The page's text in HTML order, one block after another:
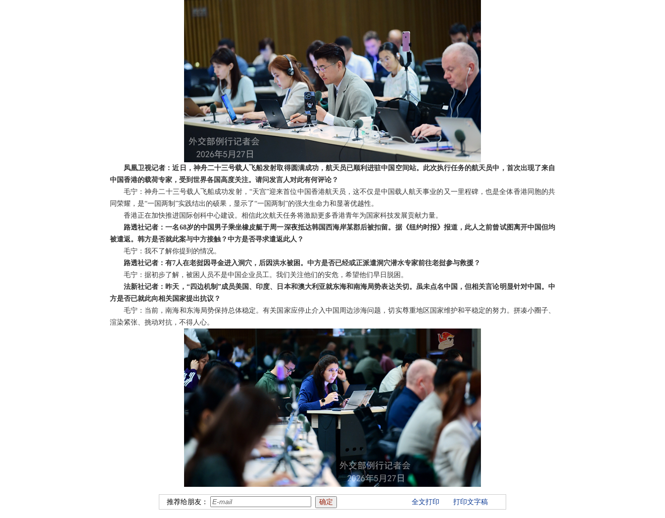
凤凰卫视记者：近日，神舟二十三号载人飞船发射取得圆满成功，航天员已顺利进驻中国空间站。此次执行任务的航天员中，首次出现了来自
中国香港的载荷专家，受到世界各国高度关注。请问发言人对此有何评论？
毛宁：神舟二十三号载人飞船成功发射，“天宫”迎来首位中国香港航天员，这不仅是中国载人航天事业的又一里程碑，也是全体香港同胞的共
同荣耀，是“一国两制”实践结出的硕果，显示了“一国两制”的强大生命力和显著优越性。
香港正在加快推进国际创科中心建设。相信此次航天任务将激励更多香港青年为国家科技发展贡献力量。
路透社记者：一名68岁的中国男子乘坐橡皮艇于周一深夜抵达韩国西海岸某郡后被扣留。据《纽约时报》报道，此人之前曾试图离开中国但均
被遣返。韩方是否就此案与中方接触？中方是否寻求遣返此人？
毛宁：我不了解你提到的情况。
路透社记者：有7人在老挝因寻金进入洞穴，后因洪水被困。中方是否已经或正派遣洞穴潜水专家前往老挝参与救援？
毛宁：据初步了解，被困人员不是中国企业员工。我们关注他们的安危，希望他们早日脱困。
法新社记者：昨天，“四边机制”成员美国、印度、日本和澳大利亚就东海和南海局势表达关切。虽未点名中国，但相关言论明显针对中国。中
方是否已就此向相关国家提出抗议？
毛宁：当前，南海和东海局势保持总体稳定。有关国家应停止介入中国周边涉海问题，切实尊重地区国家维护和平稳定的努力。拼凑小圈子、
渲染紧张、挑动对抗，不得人心。
推荐给朋友： 全文打印 打印文字稿